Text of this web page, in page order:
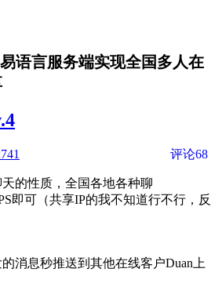
语言服务端实现全国多人在
评论68
的性质，全国各地各种聊
即可（共享IP的我不知道行不行，反
消息秒推送到其他在线客户Duan上